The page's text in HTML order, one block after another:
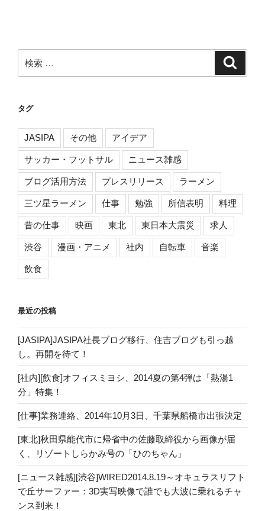
索:
タグ
JASIPA その他 アイデア
サッカー・フットサル ニュース雑感
ブログ活用方法 プレスリリース ラーメン
三ツ星ラーメン 仕事 勉強 所信表明 料理
昔の仕事 映画 東北 東日本大震災 求人
渋谷 漫画・アニメ 社内 自転車 音楽
飲食
最近の投稿
[JASIPA]JASIPA社長ブログ移行、住吉ブログも引っ越
し。再開を待て！
[社内][飲食]オフィスミヨシ、2014夏の第4弾は「熱湯1
分」特集！
[仕事]業務連絡、2014年10月3日、千葉県船橋市出張決定
[東北]秋田県能代市に帰省中の佐藤取締役から画像が届
く、リゾートしらかみ号の「ひのちゃん」
[ニュース雑感][渋谷]WIRED2014.8.19～オキュラスリフト
で丘サーファー：3D実写映像で誰でも大波に乗れるチャ
ンス到来！